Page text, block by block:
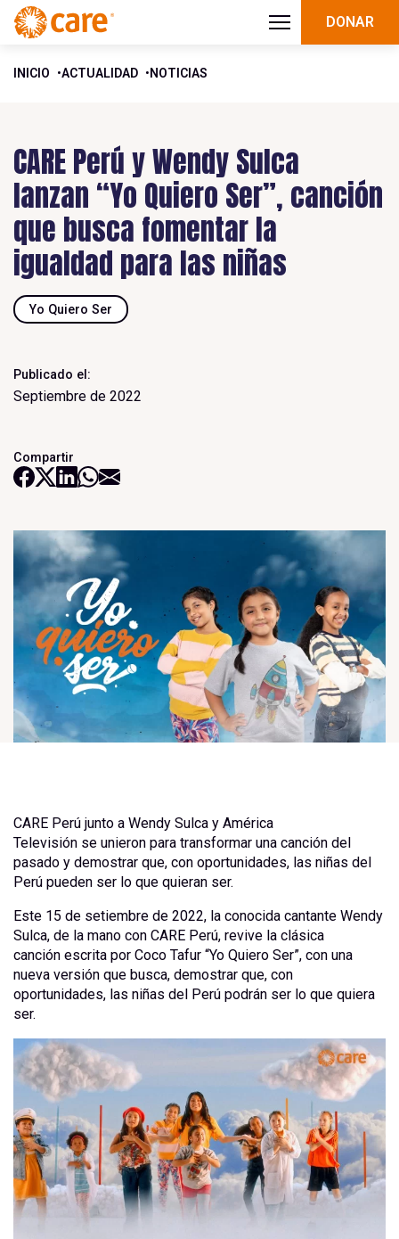
DONAR
INICIO ACTUALIDAD NOTICIAS
CARE Perú y Wendy Sulca
lanzan “Yo Quiero Ser”, canción
que busca fomentar la
igualdad para las niñas
Yo Quiero Ser
Publicado el:
Septiembre de 2022
Compartir
CARE Perú junto a Wendy Sulca y América
Televisión se unieron para transformar una canción del
pasado y demostrar que, con oportunidades, las niñas del
Perú pueden ser lo que quieran ser.
Este 15 de setiembre de 2022, la conocida cantante Wendy
Sulca, de la mano con CARE Perú, revive la clásica
canción escrita por Coco Tafur “Yo Quiero Ser”, con una
nueva versión que busca, demostrar que, con
oportunidades, las niñas del Perú podrán ser lo que quiera
ser.